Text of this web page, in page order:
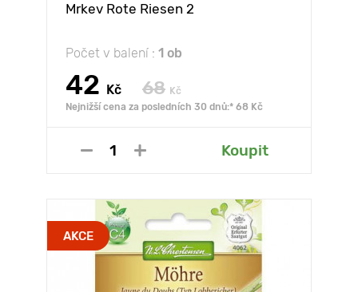
Mrkev Rote Riesen 2
Počet v balení : 1 ob
42 Kč 68 Kč
Nejnižší cena za posledních 30 dnů:* 68 Kč
Koupit
AKCE